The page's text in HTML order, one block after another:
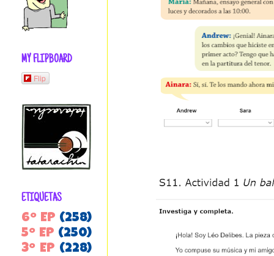
MY FLIPBOARD
Flip
ETIQUETAS
6º EP (258)
5º EP (250)
3º EP (228)